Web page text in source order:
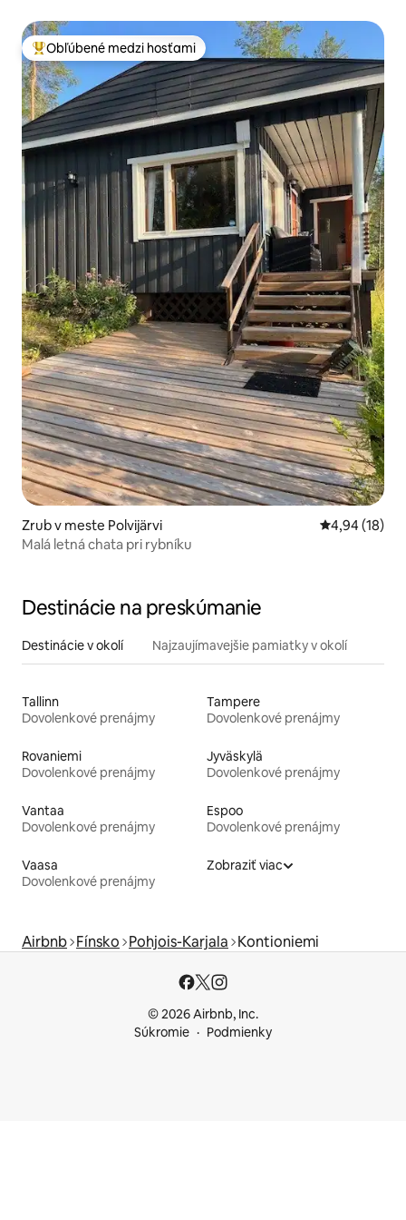
Najobľúbenejšie medzi hosťami
Obľúbené medzi hosťami
Zrub v meste Polvijärvi Priemerné
4,94 (18)
Malá letná chata pri rybníku
Destinácie na preskúmanie
Destinácie v okolí Najzaujímavejšie pamiatky v okolí
Tallinn
Dovolenkové prenájmy
Tampere
Dovolenkové prenájmy
Rovaniemi
Dovolenkové prenájmy
Jyväskylä
Dovolenkové prenájmy
Vantaa
Dovolenkové prenájmy
Espoo
Dovolenkové prenájmy
Vaasa
Dovolenkové prenájmy
Zobraziť viac
Airbnb Fínsko Pohjois-Karjala Kontioniemi
© 2026 Airbnb, Inc.
Súkromie
Podmienky